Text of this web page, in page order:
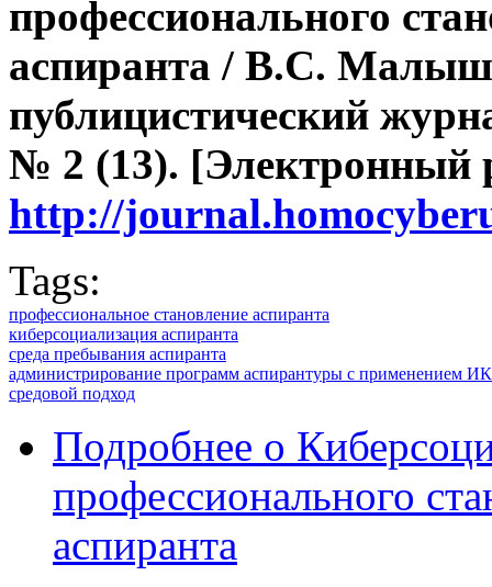
профессионального
аспиранта / В.С.
публицистический
№ 2 (13). [Электронный
http://
Tags:
профессиональное становление аспиранта
киберсоциализация аспиранта
среда пребывания аспиранта
администрирование программ аспирантуры с применением
средовой подход
Подробнее о
профессионального
аспиранта